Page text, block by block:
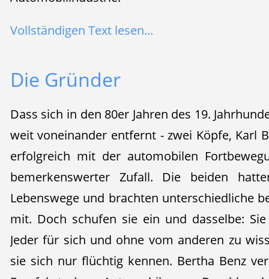
Vollständigen Text lesen...
Die Gründer
Dass sich in den 80er Jahren des 19.
weit voneinander entfernt - zwei Köpfe, Karl
erfolgreich mit der automobilen
bemerkenswerter Zufall. Die beiden
Lebenswege und brachten unterschiedliche
mit. Doch schufen sie ein und dasselbe:
Jeder für sich und ohne vom anderen zu
sie sich nur flüchtig kennen. Bertha Benz